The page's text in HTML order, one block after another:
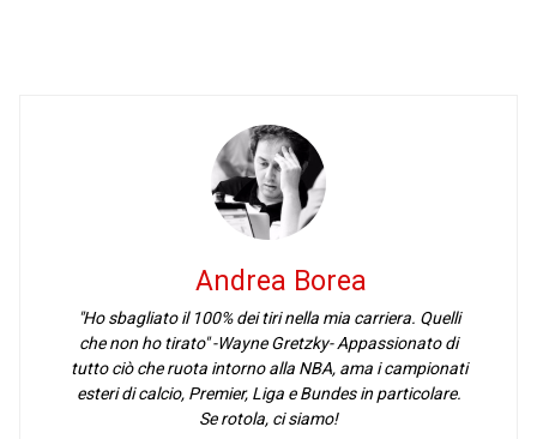
Andrea Borea
"Ho sbagliato il 100% dei tiri nella mia carriera. Quelli
che non ho tirato" -Wayne Gretzky- Appassionato di
tutto ciò che ruota intorno alla NBA, ama i campionati
esteri di calcio, Premier, Liga e Bundes in particolare.
Se rotola, ci siamo!